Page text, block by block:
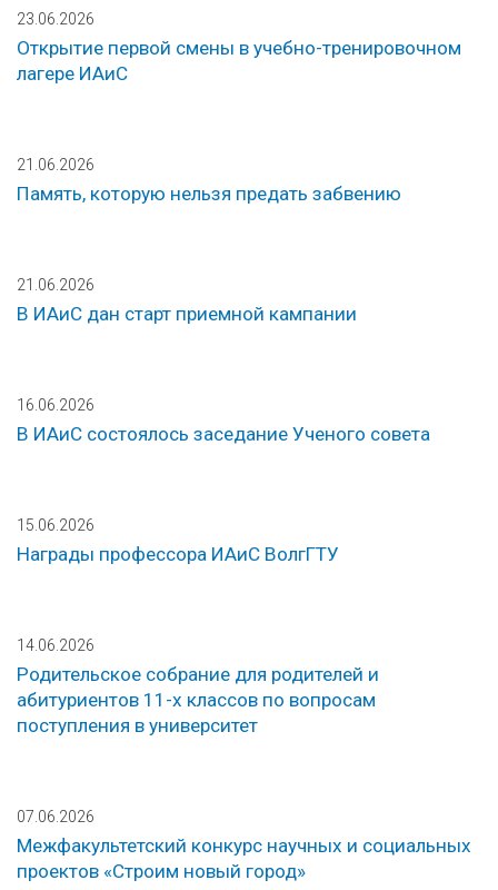
23.06.2026
Открытие первой смены в учебно-тренировочном
лагере ИАиС
21.06.2026
Память, которую нельзя предать забвению
21.06.2026
В ИАиС дан старт приемной кампании
16.06.2026
В ИАиС состоялось заседание Ученого совета
15.06.2026
Награды профессора ИАиС ВолгГТУ
14.06.2026
Родительское собрание для родителей и
абитуриентов 11-х классов по вопросам
поступления в университет
07.06.2026
Межфакультетский конкурс научных и социальных
проектов «Строим новый город»